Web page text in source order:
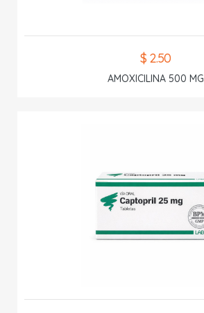
$ 2.50
AMOXICILINA 500 MG